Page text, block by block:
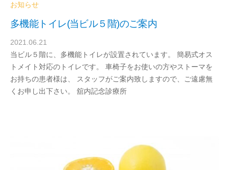
お知らせ
多機能トイレ(当ビル５階)のご案内
2021.06.21
y
d
r
a
当ビル５階に、多機能トイレが設置されています。 簡易式オス
トメイト対応のトイレです。 車椅子をお使いの方やストーマを
お持ちの患者様は、 スタッフがご案内致しますので、ご遠慮無
くお申し出下さい。 舘内記念診療所